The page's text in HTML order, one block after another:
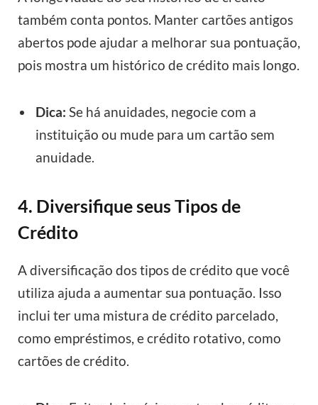
também conta pontos. Manter cartões antigos
abertos pode ajudar a melhorar sua pontuação,
pois mostra um histórico de crédito mais longo.
Dica: Se há anuidades, negocie com a
instituição ou mude para um cartão sem
anuidade.
4. Diversifique seus Tipos de
Crédito
A diversificação dos tipos de crédito que você
utiliza ajuda a aumentar sua pontuação. Isso
inclui ter uma mistura de crédito parcelado,
como empréstimos, e crédito rotativo, como
cartões de crédito.